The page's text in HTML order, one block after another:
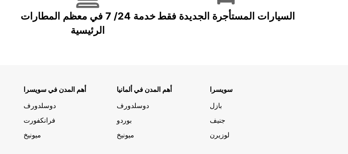
خدمة 24/ 7 في معظم المطارات
الرئيسية
السيارات المستأجرة الجديدة فقط
أهم المدن في سويسرا
دوسلدورف
فرانكفورت
ميونيخ
أهم المدن في ألمانيا
دوسلدورف
بوردو
ميونيخ
سويسرا
بازل
جنيف
لوزيرن